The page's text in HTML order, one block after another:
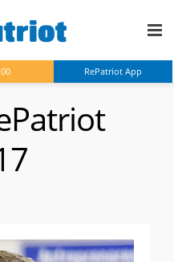
RePatriot App